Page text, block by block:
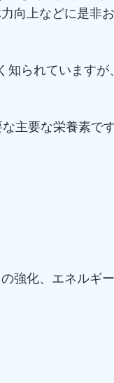
向上などに是非
知られています
主要な栄養素です
強化、エネルギ